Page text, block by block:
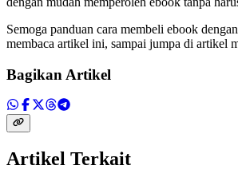
Semoga panduan cara membeli ebook
membaca artikel ini, sampai jumpa di artikel
Bagikan Artikel
Artikel Terkait